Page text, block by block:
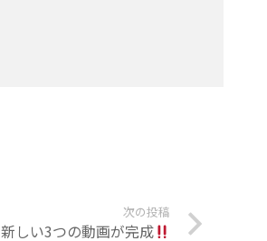
次の投稿
新しい3つの動画が完成